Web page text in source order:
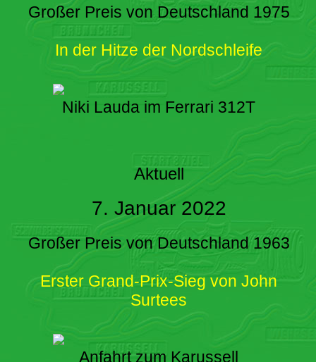
Großer Preis von Deutschland 1975
In der Hitze der Nordschleife
Niki Lauda im Ferrari 312T
Aktuell
7. Januar 2022
Großer Preis von Deutschland 1963
Erster Grand-Prix-Sieg von John
Surtees
Anfahrt zum Karussell